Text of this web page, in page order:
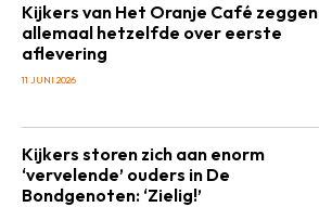
Kijkers van Het Oranje Café zeggen
allemaal hetzelfde over eerste
aflevering
11 JUNI 2026
Kijkers storen zich aan enorm
‘vervelende’ ouders in De
Bondgenoten: ‘Zielig!’